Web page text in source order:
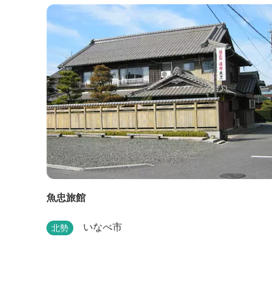
で、雨や風の日も快適にバーベキューをお楽しみい
ただけます。日帰り利用、団体利用可能。 青少年向
けの屋外キャンプ施設、かもしかキャンプフィール
ドもございま...
魚忠旅館
北勢 いなべ市